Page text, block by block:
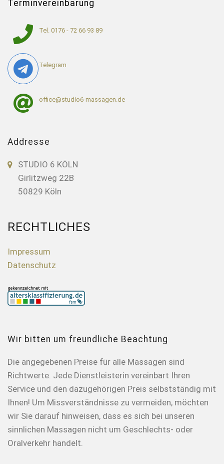
Terminvereinbarung
Tel. 0176 - 72 66 93 89
Telegram
office@studio6-massagen.de
Addresse
STUDIO 6 KÖLN
Girlitzweg 22B
50829 Köln
RECHTLICHES
Impressum
Datenschutz
Wir bitten um freundliche Beachtung
Die angegebenen Preise für alle Massagen sind
Richtwerte. Jede Dienstleisterin vereinbart Ihren
Service und den dazugehörigen Preis selbstständig mit
Ihnen! Um Missverständnisse zu vermeiden, möchten
wir Sie darauf hinweisen, dass es sich bei unseren
sinnlichen Massagen nicht um Geschlechts- oder
Oralverkehr handelt.